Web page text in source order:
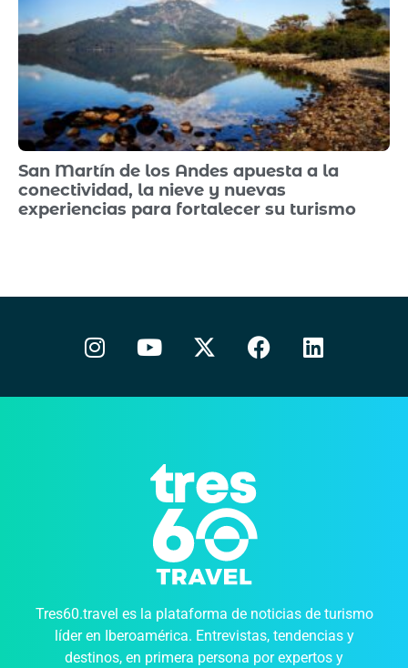
San Martín de los Andes apuesta a la
conectividad, la nieve y nuevas
experiencias para fortalecer su turismo
Tres60.travel es la plataforma de noticias de turismo
líder en Iberoamérica. Entrevistas, tendencias y
destinos, en primera persona por expertos y